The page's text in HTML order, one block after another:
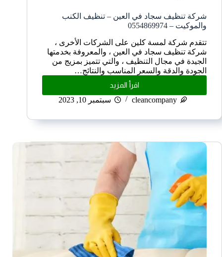
شركة تنظيف سجاد في العين – تنظيف الكنب
والموكيت – 0554869974
تتقدم شركة لمسة كلين على الشركات الأخرى ،
شركة تنظيف سجاد في العين ، والمعروفة بخدمتها
الجيدة في مجال التنظيف ، والتي تتميز بمزيج من
الجودة والدقة والسعر المناسب والنتائج…
اقرأ المزيد
cleancompany
سبتمبر 10, 2023